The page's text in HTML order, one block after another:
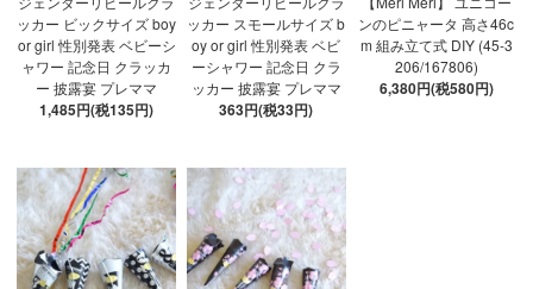
ッカー ビックサイズ boy
or girl 性別発表 ベビーシ
ャワー 記念日 クラッカ
ー 披露宴 プレママ
1,485円(税135円)
ッカー スモールサイズ b
oy or girl 性別発表 ベビ
ーシャワー 記念日 クラ
ッカー 披露宴 プレママ
363円(税33円)
ンのピニャータ 高さ46c
m 組み立て式 DIY (45-3
206/167806)
6,380円(税580円)